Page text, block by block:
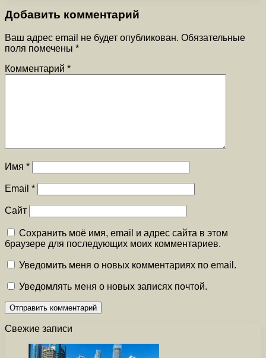
Добавить комментарий
Ваш адрес email не будет опубликован. Обязательные
поля помечены *
Комментарий *
Имя *
Email *
Сайт
Сохранить моё имя, email и адрес сайта в этом
браузере для последующих моих комментариев.
Уведомить меня о новых комментариях по email.
Уведомлять меня о новых записях почтой.
Свежие записи